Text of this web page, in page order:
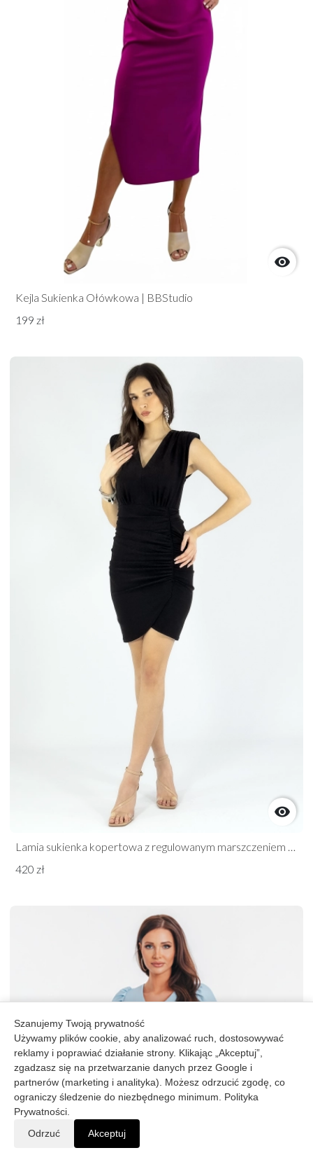

Kejla Sukienka Ołówkowa | BBStudio
199 zł

Lamia sukienka kopertowa z regulowanym marszczeniem | BBStudio
420 zł
Szanujemy Twoją prywatność
Używamy plików cookie, aby analizować ruch, dostosowywać
reklamy i poprawiać działanie strony. Klikając „Akceptuj”,
zgadzasz się na przetwarzanie danych przez Google i
partnerów (marketing i analityka). Możesz odrzucić zgodę, co
ograniczy śledzenie do niezbędnego minimum. Polityka
Prywatności
Odrzuć
Akceptuj